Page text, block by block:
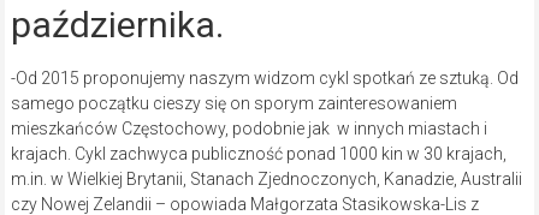
października.
-Od 2015 proponujemy naszym widzom cykl spotkań ze sztuką. Od
samego początku cieszy się on sporym zainteresowaniem
mieszkańców Częstochowy, podobnie jak w innych miastach i
krajach. Cykl zachwyca publiczność ponad 1000 kin w 30 krajach,
m.in. w Wielkiej Brytanii, Stanach Zjednoczonych, Kanadzie, Australii
czy Nowej Zelandii – opowiada Małgorzata Stasikowska-Lis z